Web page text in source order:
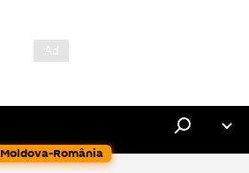
Moldova-România